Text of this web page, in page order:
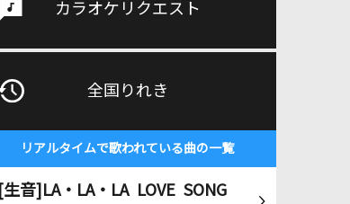
カラオケリクエスト
全国りれき
リアルタイムで歌われている曲の一覧
[生音]LA・LA・LA LOVE SONG